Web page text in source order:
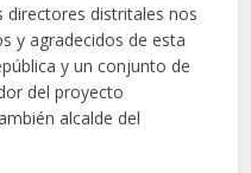
directores distritales nos
y agradecidos de esta
y un conjunto de
del proyecto
alcalde del